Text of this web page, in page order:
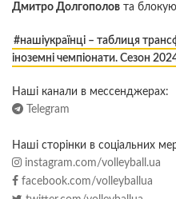
Дмитро Долгополов та
#нашіукраїнці – таблиця
іноземні чемпіонати. Сезон
Наші канали в мессенджерах:
Telegram
Наші сторінки в соціальних
instagram.com/volleyball.ua
facebook.com/volleyballua